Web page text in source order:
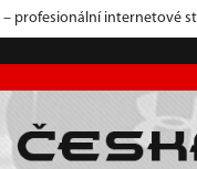
– profesionální internetové